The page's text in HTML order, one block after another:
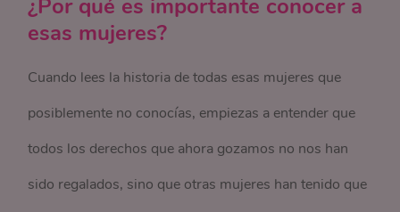
¿Por qué es importante conocer a
esas mujeres?
Cuando lees la historia de todas esas mujeres que
posiblemente no conocías, empiezas a entender que
todos los derechos que ahora gozamos no nos han
sido regalados, sino que otras mujeres han tenido que